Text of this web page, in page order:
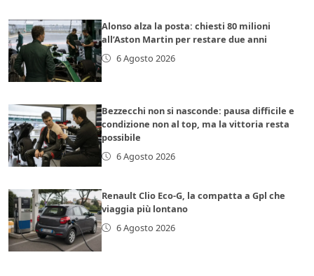
Alonso alza la posta: chiesti 80 milioni
all’Aston Martin per restare due anni
6 Agosto 2026
Bezzecchi non si nasconde: pausa difficile e
condizione non al top, ma la vittoria resta
possibile
6 Agosto 2026
Renault Clio Eco-G, la compatta a Gpl che
viaggia più lontano
6 Agosto 2026